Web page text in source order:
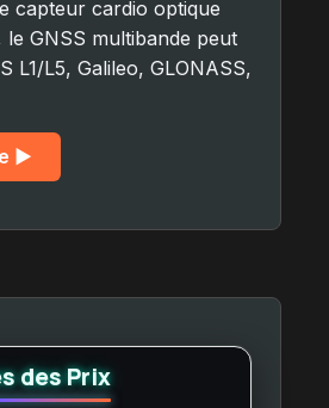
capteur cardio optique
le GNSS multibande peut
L1/L5, Galileo, GLONASS,
▶︎
des Prix